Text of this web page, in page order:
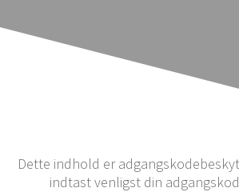
Dette indhold er
indtast venligst din